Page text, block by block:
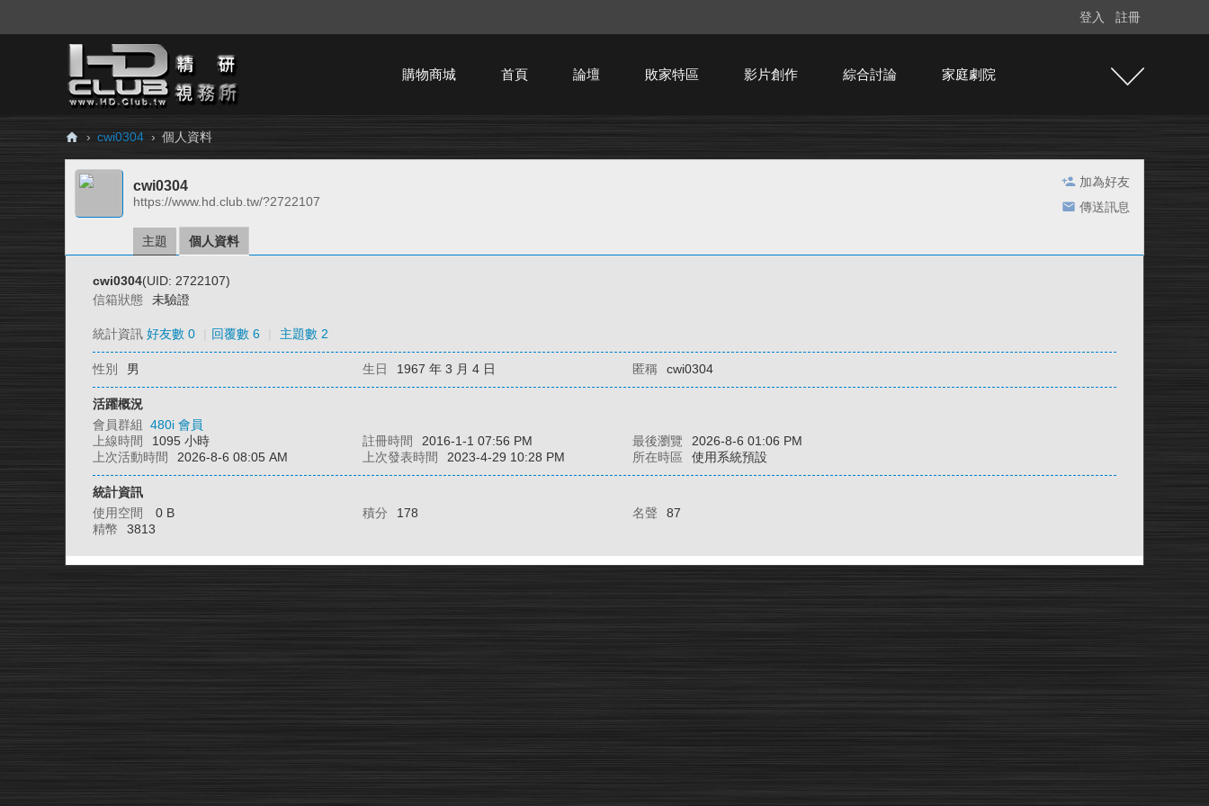
登入 註冊
購物商城 首頁 論壇 敗家特區 影片創作 綜合討論 家庭劇院
H
Cl
› cwi0304 › 個人資料
加為好友
傳送訊息
cwi0304
https://www.hd.club.tw/?2722107
主題 個人資料
cwi0304(UID: 2722107)
信箱狀態
未驗證
統計資訊 好友數 0 回覆數 6 主題數 2
性別 男 生日 1967 年 3 月 4 日 匿稱 cwi0304
活躍概況
會員群組 480i 會員
上線時間
1095 小時 註冊時間 2016-1-1 07:56 PM 最後瀏覽
2026-8-6 01:06 PM
上次活動時間
2026-8-6 08:05 AM 上次發表時間 2023-4-29 10:28 PM 所在時區 使用系統預設
統計資訊
使用空間
0 B 積分 178 名聲
87
精幣
3813